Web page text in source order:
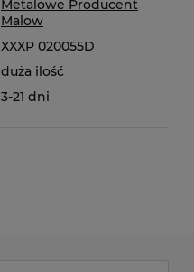
Metalowe Producent
Malow
XXXP 020055D
duża ilość
3-21 dni